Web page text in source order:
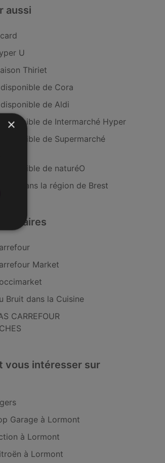
aussi
U
Thiriet
de Cora
de Aldi
disponible de Intermarché Hyper
disponible de Supermarché
de naturéO
dans la région de Brest
Market
Bruit dans la Cuisine
CARREFOUR
vous intéresser sur
Garage à Lormont
à Lormont
à Lormont
×